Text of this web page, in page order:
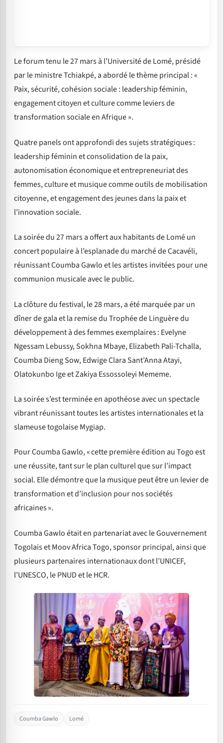
Le forum tenu le 27 mars à l’Université de Lomé, présidé
par le ministre Tchiakpé, a abordé le thème principal : «
Paix, sécurité, cohésion sociale : leadership féminin,
engagement citoyen et culture comme leviers de
transformation sociale en Afrique ».
Quatre panels ont approfondi des sujets stratégiques :
leadership féminin et consolidation de la paix,
autonomisation économique et entrepreneuriat des
femmes, culture et musique comme outils de mobilisation
citoyenne, et engagement des jeunes dans la paix et
l’innovation sociale.
La soirée du 27 mars a offert aux habitants de Lomé un
concert populaire à l’esplanade du marché de Cacavéli,
réunissant Coumba Gawlo et les artistes invitées pour une
communion musicale avec le public.
La clôture du festival, le 28 mars, a été marquée par un
dîner de gala et la remise du Trophée de Linguère du
développement à des femmes exemplaires : Evelyne
Ngessam Lebussy, Sokhna Mbaye, Elizabeth Pali-Tchalla,
Coumba Dieng Sow, Edwige Clara Sant’Anna Atayi,
Olatokunbo Ige et Zakiya Essossoleyi Mememe.
La soirée s’est terminée en apothéose avec un spectacle
vibrant réunissant toutes les artistes internationales et la
slameuse togolaise Mygiap.
Pour Coumba Gawlo, « cette première édition au Togo est
une réussite, tant sur le plan culturel que sur l’impact
social. Elle démontre que la musique peut être un levier de
transformation et d’inclusion pour nos sociétés
africaines ».
Coumba Gawlo était en partenariat avec le Gouvernement
Togolais et Moov Africa Togo, sponsor principal, ainsi que
plusieurs partenaires internationaux dont l’UNICEF,
l’UNESCO, le PNUD et le HCR.
Coumba Gawlo Lomé